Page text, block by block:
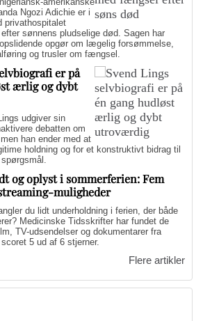
Ngozi Adichie er i
privathospitalet
sønnens pludselige død. Sagen har
opgør om lægelig forsømmelse,
og trusler om fængsel.
er på
ærlig og dybt
udgiver sin
debatten om
han ender med at
holdning og for et konstruktivt bidrag til
og oplyst i sommerferien: Fem
muligheder
du lidt underholdning i ferien, der både
Medicinske Tidsskrifter har fundet de
TV-udsendelser og dokumentarer fra
5 ud af 6 stjerner.
Flere artikler